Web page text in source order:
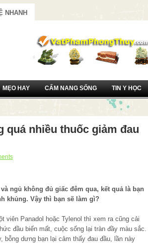
NHANH
MẸO HAY CẨM NANG SỐNG TIN Y HỌC
quá nhiều thuốc giảm đau
ngủ không đủ giấc đêm qua, kết quả là bạn
khủng. Vậy thì bạn sẽ làm gì?
viên Panadol hoặc Tylenol thì xem ra cũng cải
đầu biến mất, cuộc sống lại tràn đầy màu sắc.
bỗng dưng bạn lại cảm thấy đau đầu, lần này